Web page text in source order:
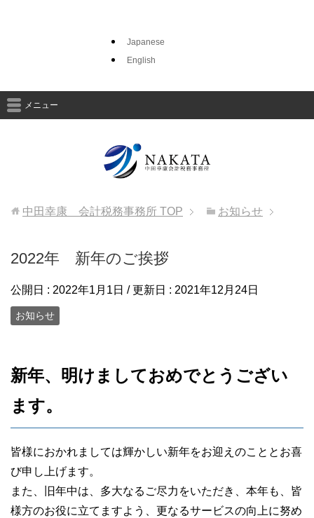
Japanese
English
メニュー
中田幸康 会計税務事務所 TOP お知らせ
2022年 新年のご挨拶
公開日 : 2022年1月1日 / 更新日 : 2021年12月24日
お知らせ
新年、明けましておめでとうござい
ます。
皆様におかれましては輝かしい新年をお迎えのこととお喜
び申し上げます。
また、旧年中は、多大なるご尽力をいただき、本年も、皆
様方のお役に立てますよう、更なるサービスの向上に努め